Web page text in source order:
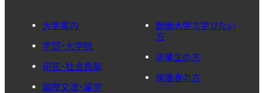
大学案内
学部・大学院
研究・社会貢献
国際交流・留学
創価大学で学びたい
方
卒業生の方
保護者の方